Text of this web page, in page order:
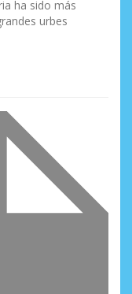
ha sido más
urbes